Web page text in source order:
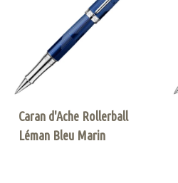
Caran d'Ache Rollerball
Léman Bleu Marin